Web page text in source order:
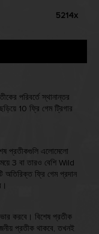
5214x
পরিবর্তে স্থানান্তর
10 ফ্রি গেম ট্রিগার
প্রতীকগুলি এলোমেলো
3 বা তারও বেশি Wild
অতিরিক্ত ফ্রি গেম প্রদান
করবে। বিশেষ প্রতীক
প্রতীক থাকবে, তখনই